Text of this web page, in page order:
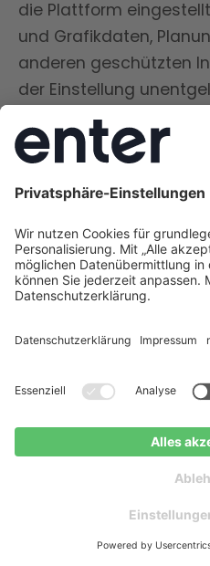
die Plattform
und Grafikdaten,
anderen geschützten
der Einstellung
ausschließliche,
unbeschränkte, frei
Nutzung und
umfasst alle bekannten
noch nicht bekannt
6.2. Die Einräumung
Inhalten, die in das
eingestellten Fotos,
auf die Dauer des
beschränkt. Die
allen anderen Inhalten,
eingestellt hat, wie
Kommentaren, Ton-